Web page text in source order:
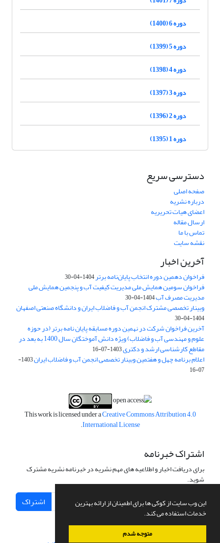
این وب سایت از کوکی ها برای اطمینان از ارائه بهترین
خدمات استفاده می کند.
متوجه شدم
دوره 6 (1400)
دوره 5 (1399)
دوره 4 (1398)
دوره 3 (1397)
دوره 2 (1396)
دوره 1 (1395)
دسترسی سریع
صفحه اصلی
درباره نشریه
اعضای هیات تحریریه
ارسال مقاله
تماس با ما
نقشه سایت
آخرین اخبار
فراخوان دهمین دوره انتخاب پایان‌نامه برتر1404-04-30
فراخوان سومین همایش ملی مدیریت کیفیت آب و پنجمین همایش ملی
مدیریت مصرف آب1404-04-30
وبینار تخصصی مشترک انجمن آب و فاضلاب ایران و دانشگاه صنعتی اصفهان
1404-04-30
آخرین فراخوان شرکت در نهمین دوره مسابقه پایان نامه برتر (در حوزه
علوم و مهندسی آب و فاضلاب) ویژه دانش آموختگان سال 1400 به بعد در
مقاطع کارشناسی ارشد و دکتری1403-07-16
اعلام برنامه چهل و هفتمین وبینار تخصصی انجمن آب و فاضلاب ایران
1403-
07-16
This work is licensed under aCreative Commons Attribution 4.0
International License
.
اشتراک خبرنامه
برای دریافت اخبار و اطلاعیه های مهم نشریه در خبرنامه نشریه مشترک
شوید.
اشتراک